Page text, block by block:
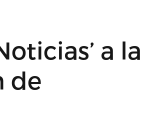
a la
de